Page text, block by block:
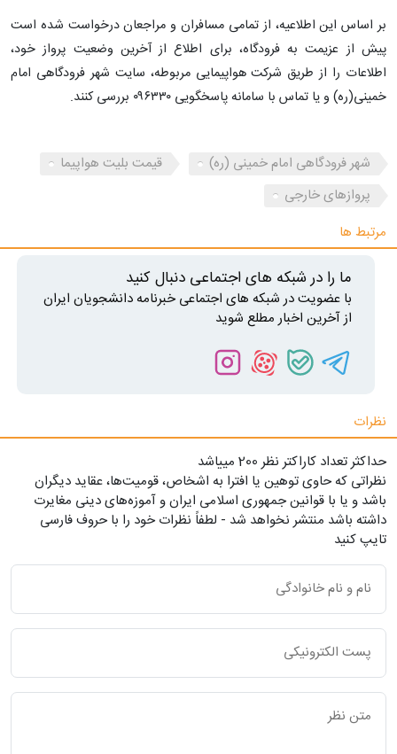
بر اساس این اطلاعیه، از تمامی مسافران و مراجعان درخواست شده است
پیش از عزیمت به فرودگاه، برای اطلاع از آخرین وضعیت پرواز خود،
اطلاعات را از طریق شرکت هواپیمایی مربوطه، سایت شهر فرودگاهی امام
خمینی(ره) و یا تماس با سامانه پاسخگویی ۰۹۶۳۳۰ بررسی کنند.
شهر فرودگاهی امام خمینی (ره)
قیمت بلیت هواپیما
پروازهای خارجی
مرتبط ها
ما را در شبکه های اجتماعی دنبال کنید
با عضویت در شبکه های اجتماعی خبرنامه دانشجویان ایران
از آخرین اخبار مطلع شوید
نظرات
حداکثر تعداد کاراکتر نظر 200 ميياشد
نظراتی که حاوی توهین یا افترا به اشخاص، قومیت‌ها، عقاید دیگران
باشد و یا با قوانین جمهوری اسلامی ایران و آموزه‌های دینی مغایرت
داشته باشد منتشر نخواهد شد - لطفاً نظرات خود را با حروف فارسی
تایپ کنید